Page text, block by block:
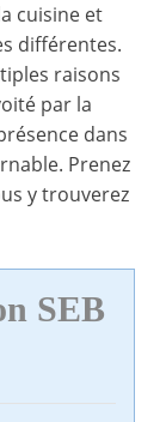
cuisine et
différentes.
raisons
par la
dans
Prenez
y trouverez
SEB